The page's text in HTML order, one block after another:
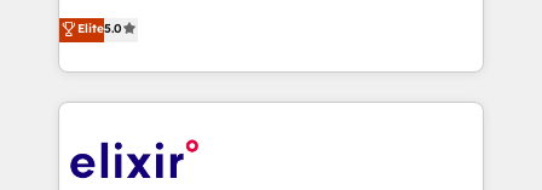
revenue automation 🏢 Real Estate: deal pipelines;
portfolio and lifecycle management 🏭
HIPAA-aware; CASL-compliant; GDPR-ready
implementations where required 💡 Why 500+
consultancy. Our focus is on enterprise and mid-
market B2B companies globally that want a strategic
approach to execute their goals through creative
applications of our solutions; Technical HubSpot
Design, Migrations + Integrations. Mole Street’s
Elite5.0